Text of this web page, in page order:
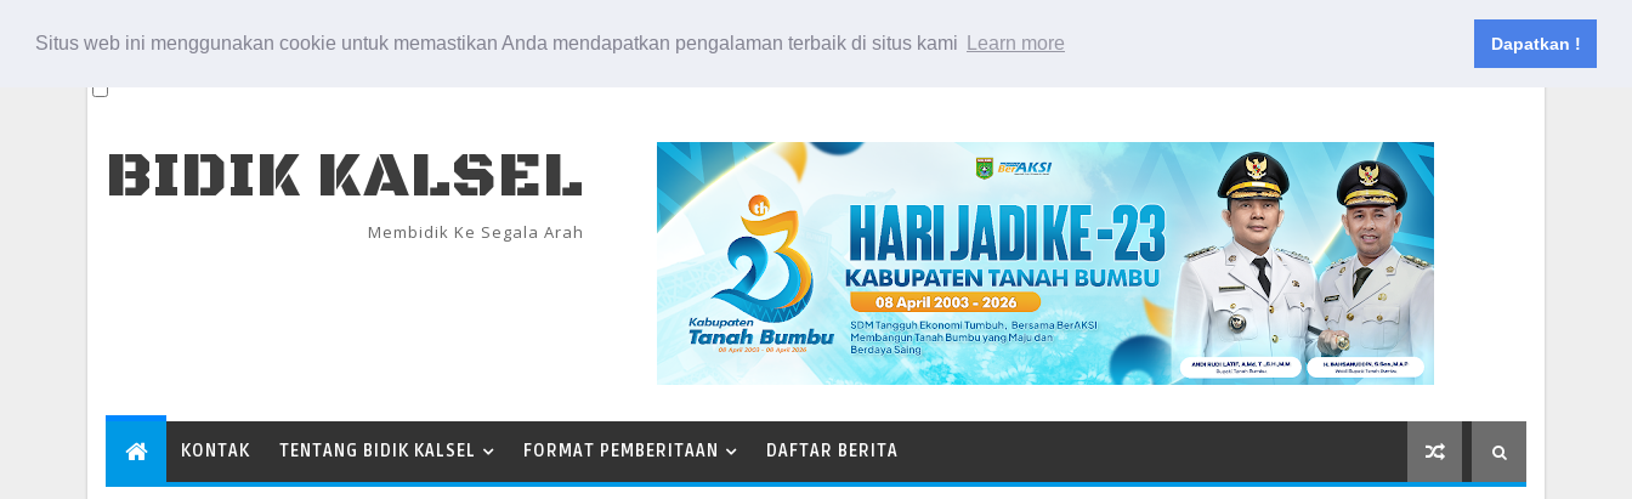
Situs web ini menggunakan cookie untuk memastikan Anda mendapatkan pengalaman terbaik di situs kami Learn more Dapatkan !
Kontak
BIDIK KALSEL
Membidik Ke Segala Arah
KONTAK TENTANG BIDIK KALSEL FORMAT PEMBERITAAN DAFTAR BERITA